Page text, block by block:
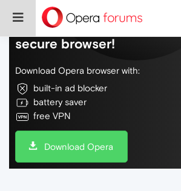
Do more on the web, with
secure browser!
Download Opera browser with:
built-in ad blocker
battery saver
free VPN
Download Opera